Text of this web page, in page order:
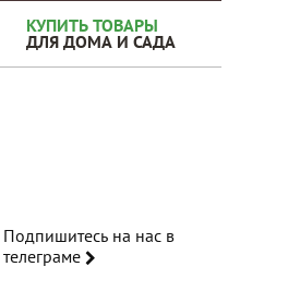
КУПИТЬ ТОВАРЫ
ДЛЯ ДОМА И САДА
Подпишитесь на нас в
телеграме